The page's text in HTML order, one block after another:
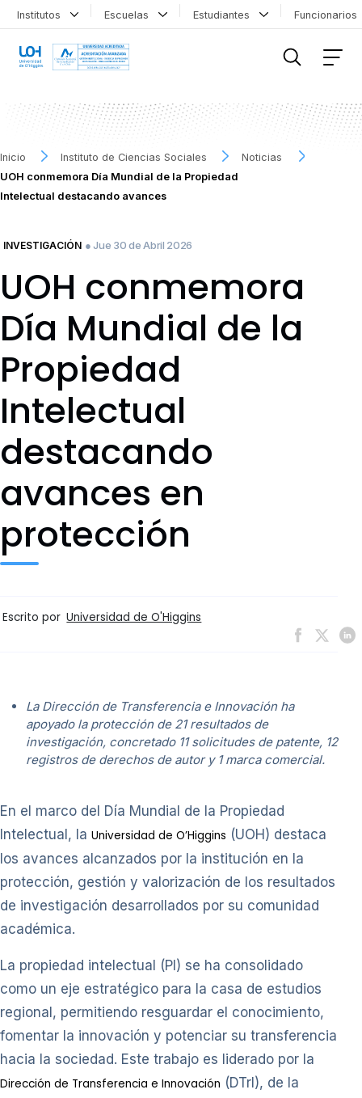
Institutos Escuelas Estudiantes
Inicio Instituto de Ciencias Sociales
Noticias
UOH conmemora Día Mundial de la Propiedad
Intelectual destacando avances
INVESTIGACIÓN ● Jue 30 de Abril 2026
UOH conmemora
Día Mundial de la
Propiedad
Intelectual
destacando
avances en
protección
Escrito por Universidad de O'Higgins
La Dirección de Transferencia e Innovación ha
apoyado la protección de 21 resultados de
investigación, concretado 11 solicitudes de patente, 12
registros de derechos de autor y 1 marca comercial.
En el marco del Día Mundial de la Propiedad
Intelectual, la Universidad de O’Higgins (UOH) destaca
los avances alcanzados por la institución en la
protección, gestión y valorización de los resultados
de investigación desarrollados por su comunidad
académica.
La propiedad intelectual (PI) se ha consolidado
como un eje estratégico para la casa de estudios
regional, permitiendo resguardar el conocimiento,
fomentar la innovación y potenciar su transferencia
hacia la sociedad. Este trabajo es liderado por la
Dirección de Transferencia e Innovación (DTrI), de la